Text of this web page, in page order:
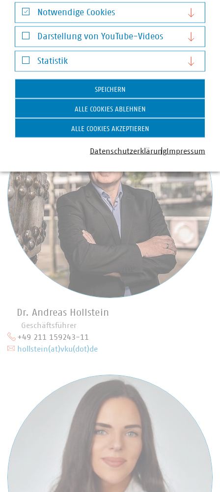
leistungsstark, lebenswert. Unser Beitrag für heute und
morgen: #Daseinsvorsorge. Unsere Positionen zur
Ansprechpartner
Dr. Andreas Hollstein
Geschäftsführer
+49 211 159243-11
hollstein(at)vku(dot)de
Notwendige Cookies
Notwendige Cookies
Darstellung von YouTube-Videos
Darstellung von YouTube-Videos
Statistik
Statistik
SPEICHERN
ALLE COOKIES ABLEHNEN
ALLE COOKIES AKZEPTIEREN
DatenschutzerklärungImpressum